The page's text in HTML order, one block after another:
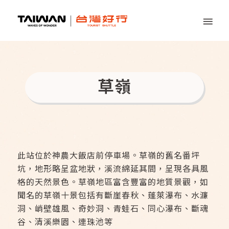
草嶺
此站位於神農大飯店前停車場。草嶺的舊名番坪
坑，地形略呈盆地狀，溪流綿延其間，呈現各具風
格的天然景色。草嶺地區富含豐富的地質景觀，如
聞名的草嶺十景包括有斷崖春秋、蓬萊瀑布、水濂
洞、峭壁雄風、奇妙洞、青蛙石、同心瀑布、斷魂
谷、清溪樂園、連珠池等